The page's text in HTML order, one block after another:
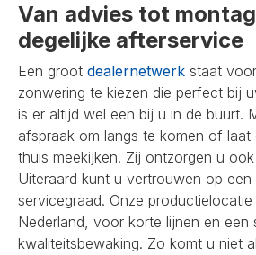
Van advies tot
degelijke afterservice
Een groot dealernetwerk staat
zonwering te kiezen die perfect bij
is er altijd wel een bij u in de buurt.
afspraak om langs te komen of laat
thuis meekijken. Zij ontzorgen u
Uiteraard kunt u vertrouwen op een
servicegraad. Onze
Nederland, voor korte lijnen en een
kwaliteitsbewaking. Zo komt u niet